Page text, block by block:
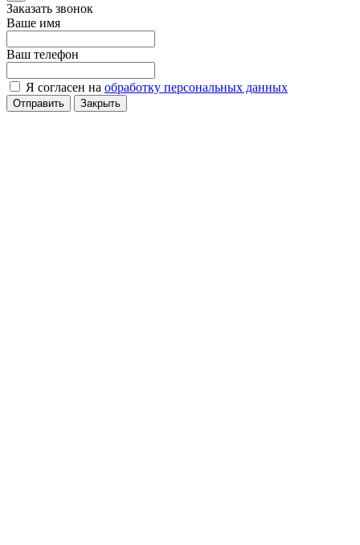
Заказать звонок
Ваше имя
Ваш телефон
Я согласен на обработку персональных данных
Отправить Закрыть